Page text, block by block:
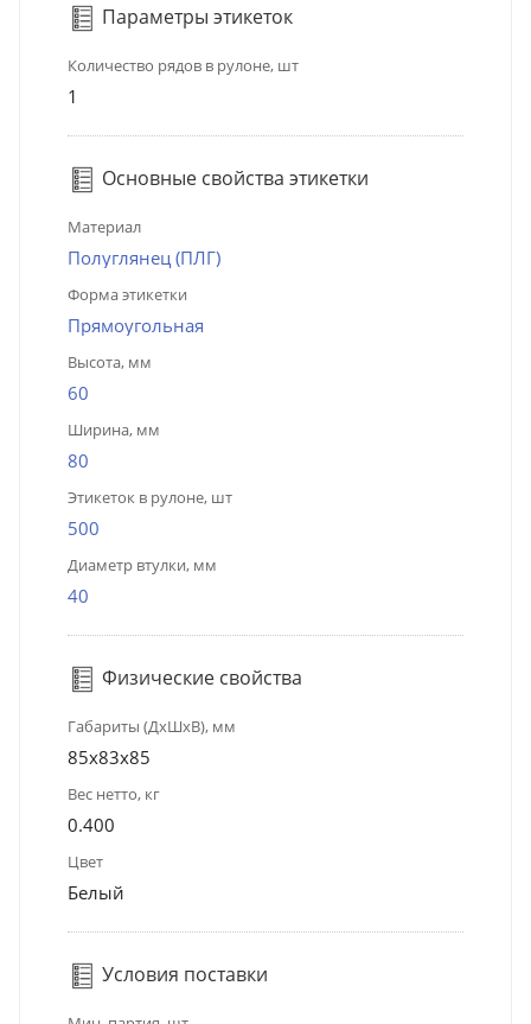
Параметры этикеток
Количество рядов в рулоне, шт
1
Основные свойства этикетки
Материал
Полуглянец (ПЛГ)
Форма этикетки
Прямоугольная
Высота, мм
60
Ширина, мм
80
Этикеток в рулоне, шт
500
Диаметр втулки, мм
40
Физические свойства
Габариты (ДхШхВ), мм
85x83x85
Вес нетто, кг
0.400
Цвет
Белый
Условия поставки